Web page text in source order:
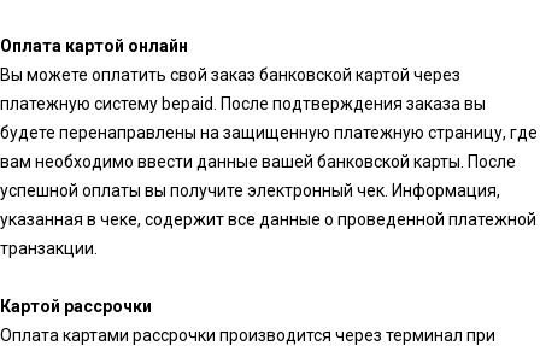
Оплата картой онлайн
Вы можете оплатить свой заказ банковской картой через
платежную систему bepaid. После подтверждения заказа вы
будете перенаправлены на защищенную платежную страницу, где
вам необходимо ввести данные вашей банковской карты. После
успешной оплаты вы получите электронный чек. Информация,
указанная в чеке, содержит все данные о проведенной платежной
транзакции.
Картой рассрочки
Оплата картами рассрочки производится через терминал при